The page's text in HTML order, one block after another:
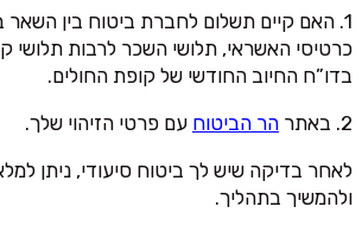
1. האם קיים תשלום לחברת ביטוח בין השאר
כרטיסי האשראי, תלושי השכר לרבות תלושי
בדו”ח החיוב החודשי של קופת החולים.
2. באתר
הר הביטוח עם פרטי הזיהוי שלך.
לאחר בדיקה שיש לך ביטוח סיעודי, ניתן
ולהמשיך בתהליך.